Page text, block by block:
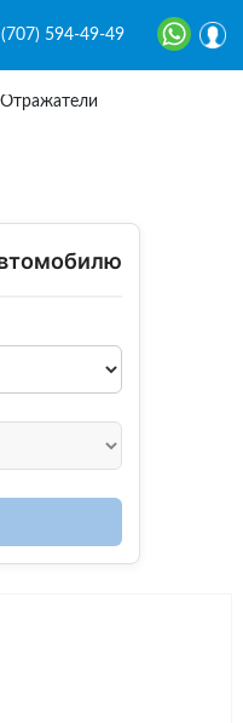
594-49-49
Отражатели